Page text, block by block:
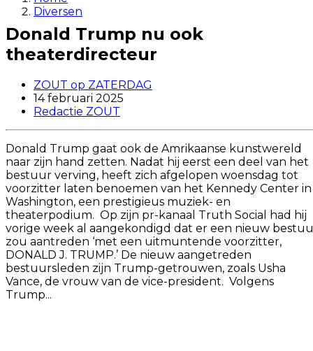
Diversen
Donald Trump nu ook
theaterdirecteur
ZOUT op ZATERDAG
14 februari 2025
Redactie ZOUT
Donald Trump gaat ook de Amrikaanse kunstwereld
naar zijn hand zetten. Nadat hij eerst een deel van het
bestuur verving, heeft zich afgelopen woensdag tot
voorzitter laten benoemen van het Kennedy Center in
Washington, een prestigieus muziek- en
theaterpodium. Op zijn pr-kanaal Truth Social had hij
vorige week al aangekondigd dat er een nieuw
zou aantreden ‘met een uitmuntende voorzitter,
DONALD J. TRUMP.’ De nieuw aangetreden
bestuursleden zijn Trump-getrouwen, zoals Usha
Vance, de vrouw van de vice-president. Volgens
Trump...